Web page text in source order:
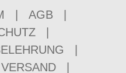
AGB